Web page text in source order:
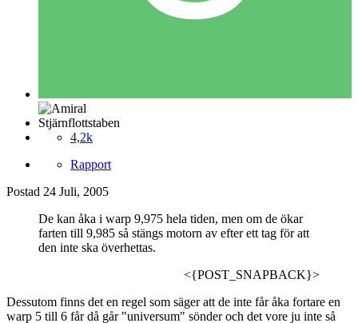
Stjärnflottstaben
4,2k
Rapport
Postad 24 Juli, 2005
De kan åka i warp 9,975 hela tiden, men om de ökar
farten till 9,985 så stängs motorn av efter ett tag för att
den inte ska överhettas.
<{POST_SNAPBACK}>
Dessutom finns det en regel som säger att de inte får åka fortare en
warp 5 till 6 får då går "universum" sönder och det vore ju inte så